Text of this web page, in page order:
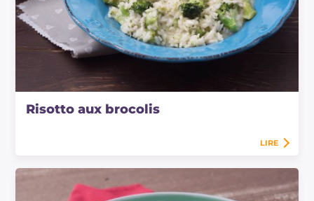
Risotto aux brocolis
LIRE